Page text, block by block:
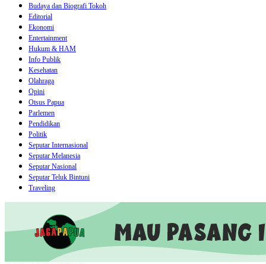
Budaya dan Biografi Tokoh
Editorial
Ekonomi
Entertainment
Hukum & HAM
Info Publik
Kesehatan
Olahraga
Opini
Otsus Papua
Parlemen
Pendidikan
Politik
Seputar Internasional
Seputar Melanesia
Seputar Nasional
Seputar Teluk Bintuni
Traveling